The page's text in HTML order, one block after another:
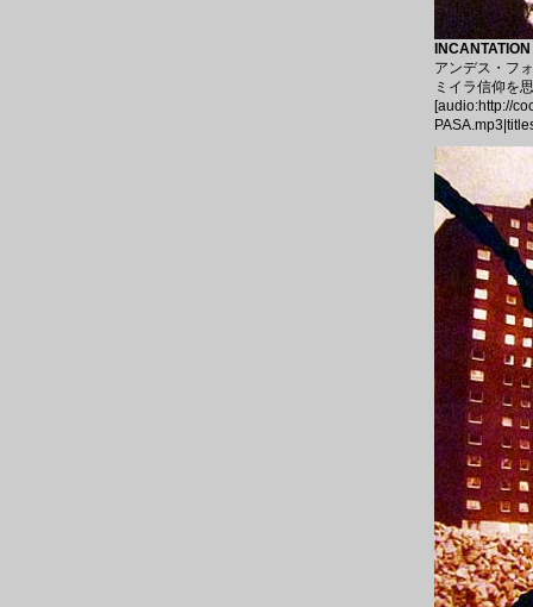
アンデス・フ
ミイラ信仰を
[audio:http://